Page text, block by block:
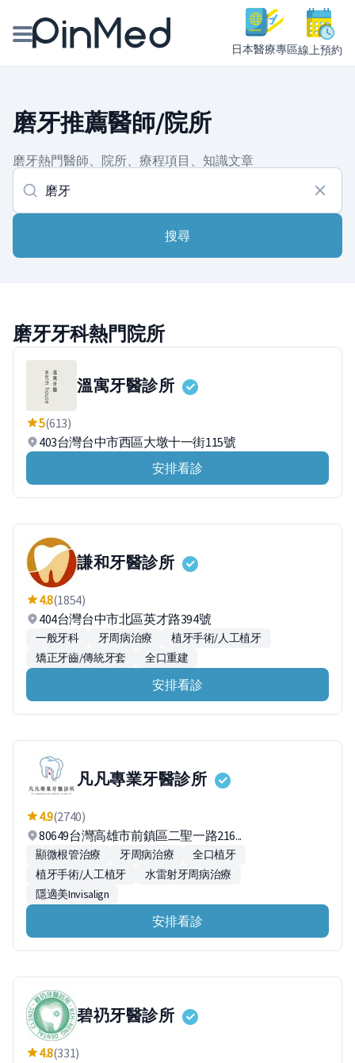
日本醫療專區線上預約
醫師專欄專訪
健康主題館
我是醫療人員
磨牙推薦醫師/院所
磨牙熱門醫師、院所、療程項目、知識文章
搜尋
磨牙牙科熱門院所
溫寓牙醫診所
5(613)
403台灣台中市西區大墩十一街115號
安排看診
謙和牙醫診所
4.8(1854)
404台灣台中市北區英才路394號
一般牙科 牙周病治療
植牙手術/人工植牙
矯正牙齒/傳統牙套
全口重建
安排看診
凡凡專業牙醫診所
4.9(2740)
80649台灣高雄市前鎮區二聖一路216...
顯微根管治療 牙周病治療
全口植牙
植牙手術/人工植牙
水雷射牙周病治療
隱適美Invisalign
安排看診
碧礽牙醫診所
4.8(331)